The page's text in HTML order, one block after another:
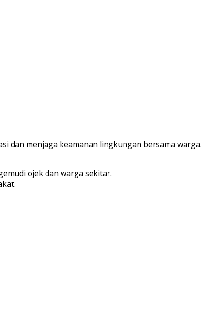
dan menjaga keamanan lingkungan bersama warga.
ojek dan warga sekitar.